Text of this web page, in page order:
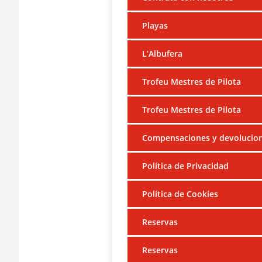
Playas
L’Albufera
Trofeu Mestres de Pilota
Trofeu Mestres de Pilota
Compensaciones y
Política de Privacidad
Política de Cookies
Reservas
Reservas